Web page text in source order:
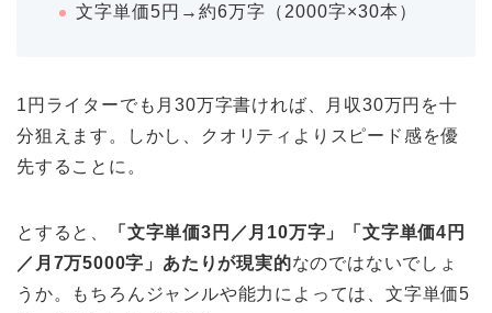
文字単価5円→約6万字（2000字×30本）
1円ライターでも月30万字書ければ、月収30万円を十
分狙えます。しかし、クオリティよりスピード感を優
先することに。
とすると、
「文字単価3円／月10万字」「文字単価4円
／月7万5000字」あたりが現実的なのではないでしょ
うか。もちろんジャンルや能力によっては、文字単価5